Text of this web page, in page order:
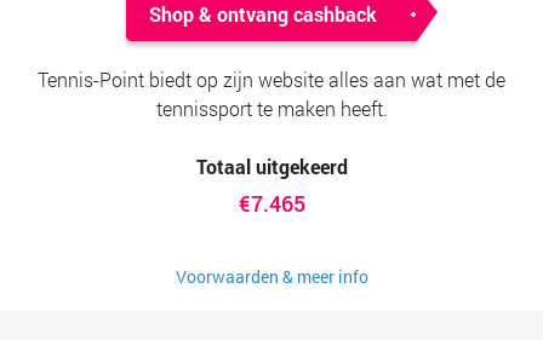
Shop & ontvang cashback
Tennis-Point biedt op zijn website alles aan wat met de
tennissport te maken heeft.
Totaal uitgekeerd
€7.465
Voorwaarden & meer info